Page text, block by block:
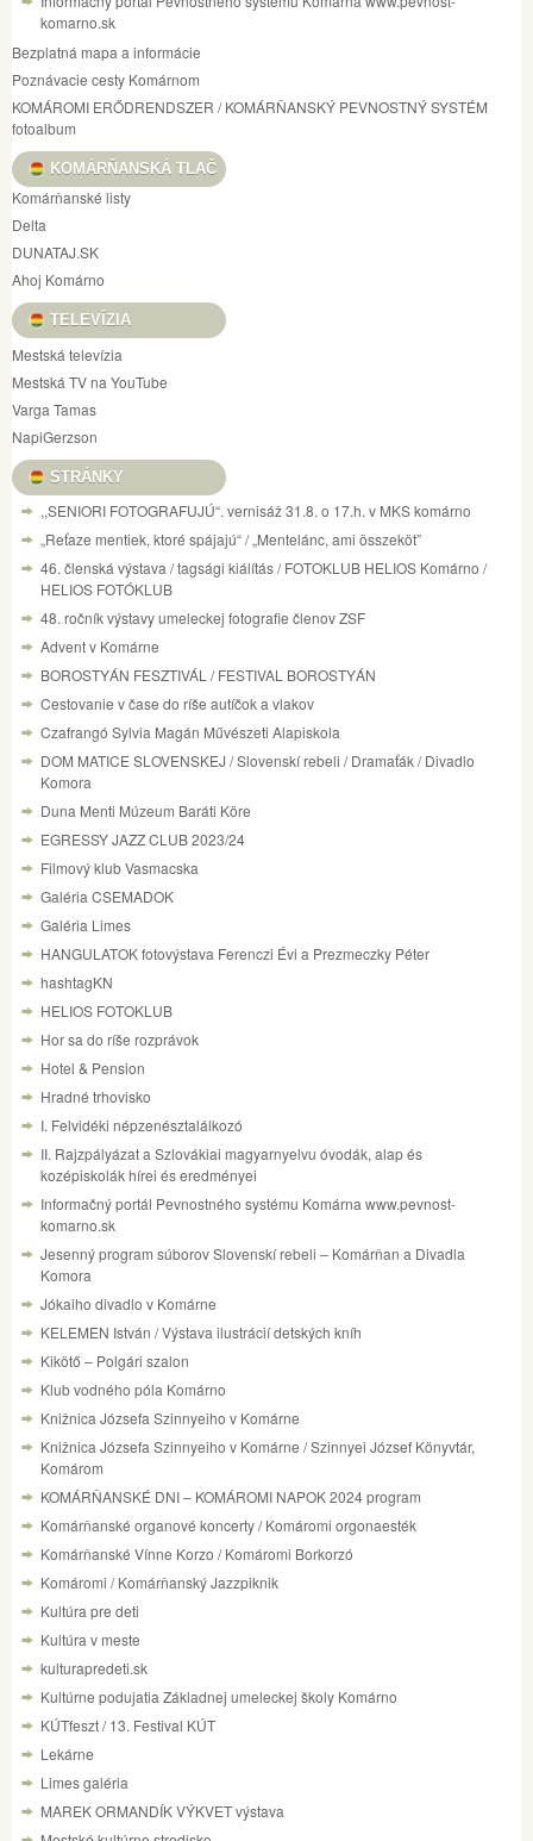
komarno.sk
Bezplatná mapa a informácie
Poznávacie cesty Komárnom
KOMÁROMI ERŐDRENDSZER / KOMÁRŇANSKÝ PEVNOSTNÝ SYSTÉM
fotoalbum
KOMÁRŇANSKÁ TLAČ
Komárňanské listy
Delta
DUNATAJ.SK
Ahoj Komárno
TELEVÍZIA
Mestská televízia
Mestská TV na YouTube
Varga Tamas
NapiGerzson
STRÁNKY
,,SENIORI FOTOGRAFUJÚ“. vernisáž 31.8. o 17.h. v MKS komárno
„Reťaze mentiek, ktoré spájajú“ / „Mentelánc, ami összeköt”
46. členská výstava / tagsági kiálítás / FOTOKLUB HELIOS Komárno /
HELIOS FOTÓKLUB
48. ročník výstavy umeleckej fotografie členov ZSF
Advent v Komárne
BOROSTYÁN FESZTIVÁL / FESTIVAL BOROSTYÁN
Cestovanie v čase do ríše autíčok a vlakov
Czafrangó Sylvia Magán Művészeti Alapiskola
DOM MATICE SLOVENSKEJ / Slovenskí rebeli / Dramaťák / Divadlo
Komora
Duna Menti Múzeum Baráti Köre
EGRESSY JAZZ CLUB 2023/24
Filmový klub Vasmacska
Galéria CSEMADOK
Galéria Limes
HANGULATOK fotovýstava Ferenczi Évi a Prezmeczky Péter
hashtagKN
HELIOS FOTOKLUB
Hor sa do ríše rozprávok
Hotel & Pension
Hradné trhovisko
I. Felvidéki népzenésztalálkozó
II. Rajzpályázat a Szlovákiai magyarnyelvu óvodák, alap és
kozépiskolák hírei és eredményei
Informačný portál Pevnostného systému Komárna www.pevnost-
komarno.sk
Jesenný program súborov Slovenskí rebeli – Komárňan a Divadla
Komora
Jókaiho divadlo v Komárne
KELEMEN István / Výstava ilustrácií detských kníh
Kikötő – Polgári szalon
Klub vodného póla Komárno
Knižnica Józsefa Szinnyeiho v Komárne
Knižnica Józsefa Szinnyeiho v Komárne / Szinnyei József Könyvtár,
Komárom
KOMÁRŇANSKÉ DNI – KOMÁROMI NAPOK 2024 program
Komárňanské organové koncerty / Komáromi orgonaesték
Komárňanské Vínne Korzo / Komáromi Borkorzó
Komáromi / Komárňanský Jazzpiknik
Kultúra pre deti
Kultúra v meste
kulturapredeti.sk
Kultúrne podujatia Základnej umeleckej školy Komárno
KÚTfeszt / 13. Festival KÚT
Lekárne
Limes galéria
MAREK ORMANDÍK VÝKVET výstava